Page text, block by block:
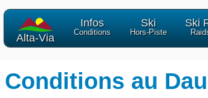
Alta-Via
Infos
Conditions
Ski
Hors-Piste
Ski
Conditions au